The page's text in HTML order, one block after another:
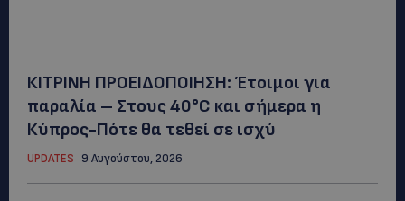
ΚΙΤΡΙΝΗ ΠΡΟΕΙΔΟΠΟΙΗΣΗ: Έτοιμοι για
παραλία – Στους 40°C και σήμερα η
Κύπρος-Πότε θα τεθεί σε ισχύ
UPDATES 9 Αυγούστου, 2026